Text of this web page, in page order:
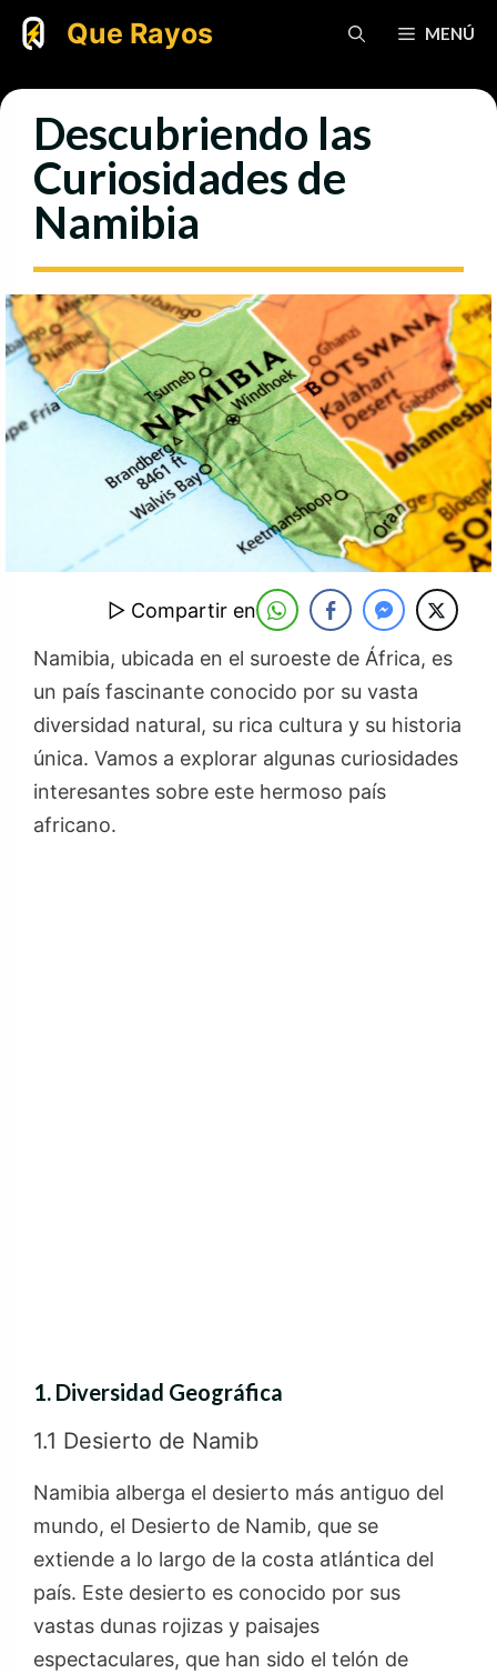
Saltar
Que Rayos MENÚ
Descubriendo las
Curiosidades de
Namibia
▷ Compartir en
Namibia, ubicada en el suroeste de África, es
un país fascinante conocido por su vasta
diversidad natural, su rica cultura y su historia
única. Vamos a explorar algunas curiosidades
interesantes sobre este hermoso país
africano.
1. Diversidad Geográfica
1.1 Desierto de Namib
Namibia alberga el desierto más antiguo del
mundo, el Desierto de Namib, que se
extiende a lo largo de la costa atlántica del
país. Este desierto es conocido por sus
vastas dunas rojizas y paisajes
espectaculares, que han sido el telón de